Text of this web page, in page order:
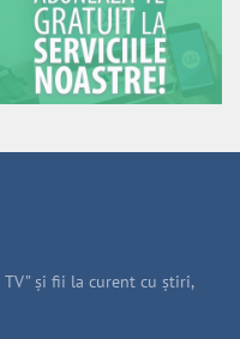
TV” și fii la curent cu știri,